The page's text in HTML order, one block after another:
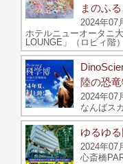
まのふ
2024年07
ホテルニューオータニ
LOUNGE」（ロビィ階
陸の恐
2024年07
なんばス
ゆるゆ
2024年07
心斎橋